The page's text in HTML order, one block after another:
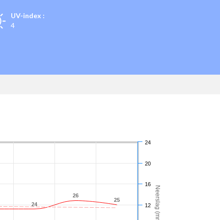
UV-index :
4
Neerslag (mm)
24
24
26
26
25
25
12
16
20
24